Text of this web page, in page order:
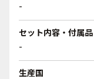
-
セット内容・付属品
-
生産国